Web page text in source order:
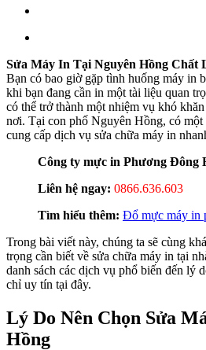
Sửa Máy In Tại Nguyên Hồng
Bạn có bao giờ gặp tình huống máy in
khi bạn đang cần in một tài liệu quan
có thể trở thành một nhiệm vụ khó
nơi. Tại con phố Nguyên Hồng, có
cung cấp dịch vụ sửa chữa máy in
Công ty mực in Phương Đông
Liên hệ ngay: 0866.636.603
Tìm hiểu thêm: Đổ mực máy in
Trong bài viết này, chúng ta sẽ cùng
trọng cần biết về sửa chữa máy in tại
danh sách các dịch vụ phổ biến đến lý
chỉ uy tín tại đây.
Lý Do Nên Chọn Sửa
Hồng